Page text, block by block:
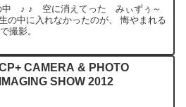
♪ ♪ 空に消えてった みぃずぅ～
中に入れなかったのが、 悔やまれる
撮影。
CAMERA & PHOTO
IMAGING SHOW 2012